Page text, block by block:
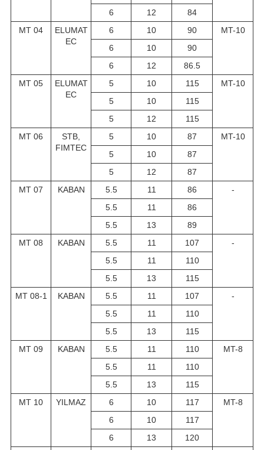
6
12
84
MT 04
ELUMAT
EС
6 10 90
MT-10
6
10
90
6
12
86.5
MT 05
ELUMAT
EС
5 10 115
MT-10
5
10
115
5
12
115
MT 06
STB,
FIMTEC
5 10 87
MT-10
5
10
87
5
12
87
MT 07
KABAN 5.5 11 86
-
5.5
11
86
5.5
13
89
MT 08
KABAN 5.5 11 107
-
5.5
11
110
5.5
13
115
MT 08-1
KABAN 5.5 11 107
-
5.5
11
110
5.5
13
115
MT 09
KABAN 5.5 11 110
MT-8
5.5
11
110
5.5
13
115
MT 10
YILMAZ 6 10 117
MT-8
6
10
117
6
13 120